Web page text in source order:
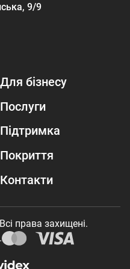
9/9
Для бізнесу
Послуги
Підтримка
Покриття
Контакти
права захищені.